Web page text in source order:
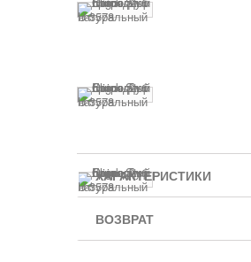
ХАРАКТЕРИСТИКИ
ВОЗВРАТ